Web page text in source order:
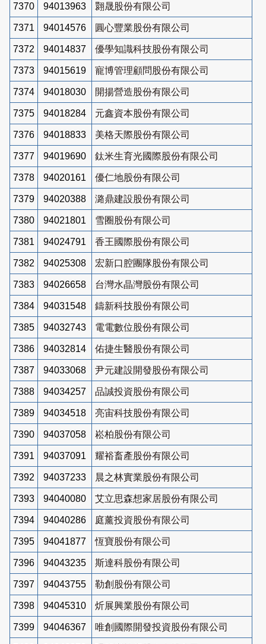
7370 94013963 翾晟股份有限公司
7371 94014576 圓心豐業股份有限公司
7372 94014837 優學知識科技股份有限公司
7373 94015619 寵博管理顧問股份有限公司
7374 94018030 開揚營造股份有限公司
7375 94018284 元鑫資本股份有限公司
7376 94018833 美格天際股份有限公司
7377 94019690 鈦米生育光國際股份有限公司
7378 94020161 優仁地股份有限公司
7379 94020388 潞鼎建設股份有限公司
7380 94021801 雪圈股份有限公司
7381 94024791 香王國際股份有限公司
7382 94025308 宏新口腔團隊股份有限公司
7383 94026658 台灣水晶灣股份有限公司
7384 94031548 鑄新科技股份有限公司
7385 94032743 電電數位股份有限公司
7386 94032814 佑捷生醫股份有限公司
7387 94033068 尹元建設開發股份有限公司
7388 94034257 品誠投資股份有限公司
7389 94034518 亮宙科技股份有限公司
7390 94037058 崧柏股份有限公司
7391 94037091 耀裕畜產股份有限公司
7392 94037233 晨之林實業股份有限公司
7393 94040080 艾立思森想家居股份有限公司
7394 94040286 庭薰投資股份有限公司
7395 94041877 恆寶股份有限公司
7396 94043235 斯達科股份有限公司
7397 94043755 勒創股份有限公司
7398 94045310 炘展興業股份有限公司
7399 94046367 唯創國際開發投資股份有限公司